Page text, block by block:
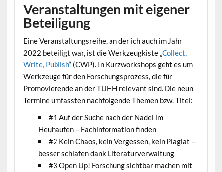
Veranstaltungen mit eigener
Beteiligung
Eine Veranstaltungsreihe, an der ich auch im Jahr
2022 beteiligt war, ist die Werkzeugkiste „Collect,
Write, Publish“ (CWP). In Kurzworkshops geht es um
Werkzeuge für den Forschungsprozess, die für
Promovierende an der TUHH relevant sind. Die neun
Termine umfassten nachfolgende Themen bzw. Titel:
#1 Auf der Suche nach der Nadel im
Heuhaufen – Fachinformation finden
#2 Kein Chaos, kein Vergessen, kein Plagiat –
besser schlafen dank Literaturverwaltung
#3 Open Up! Forschung sichtbar machen mit